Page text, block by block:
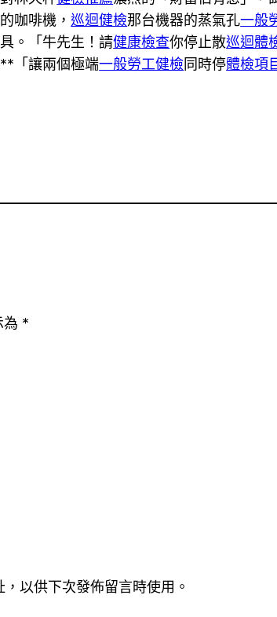
咖啡機，巡迴健檢那台機器的蒸氣孔一般
。「牛先生！請健康檢查你停止散巡迴體
「讓兩個極端一般勞工健檢同時停體檢項
為 *
以供下次發佈留言時使用。